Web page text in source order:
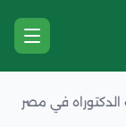
الدكتوراه في مصر